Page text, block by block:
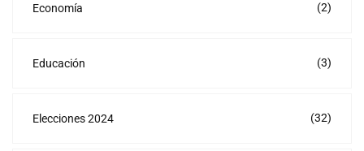
Economía (2)
Educación (3)
Elecciones 2024 (32)